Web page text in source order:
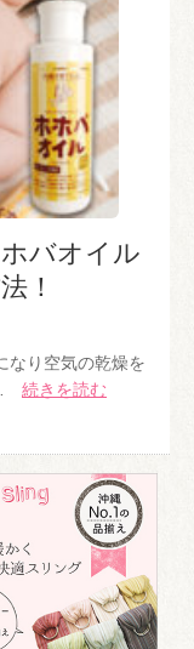
バオイル
！
なり空気の乾燥を
続きを読む